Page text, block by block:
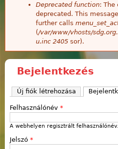
Deprecated function: The
deprecated. This
further calls
(/var/www/vhosts/
u.inc 2405 sor).
Bejelentkezés
Új fiók létrehozása
Felhasználónév *
A webhelyen regisztrált felhasználónév.
Jelszó *